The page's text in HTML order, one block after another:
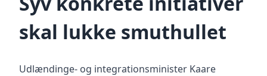
skal lukke smuthullet
Udlændinge- og integrationsminister Kaare